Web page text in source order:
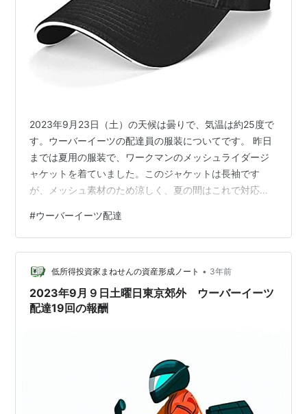
2023年9月23日（土）の天候は曇りで、気温は約25度で
す。ウーバーイーツの配達員の服装についてです。 昨日
までは夏用の服装で、ワークマンのメッシュライダージ
ャケットを着ていました。このジャケットは長袖です
が、メッシュ素材のため涼しく、夏の間はこれで対応し
した。ワークマンで新しく購入した「トリコテックフィ
ールドジャケット」を着ています。このジャケットは
2,900円で、広告では、デリバリーウェアとしても紹介さ
れているワークウェアです。着心地が良く、満足してい
ます。別のブログやYouTubeでもこのジャケットを紹介
しようと思っています。 パンツ…
#ウーバーイーツ配達
低所得投資家まねせんの資産形成ノート • 3年前
2023年9月９日土曜日東京郊外 ウーバーイーツ
配達19回の報酬